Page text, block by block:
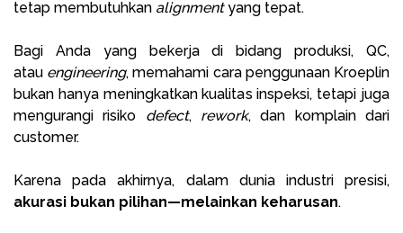
tetap membutuhkan alignmentyang tepat.
Bagi Anda yang bekerja di bidang produksi, QC,
atau engineering, memahami cara penggunaan Kroeplin
bukan hanya meningkatkan kualitas inspeksi, tetapi juga
mengurangi risiko defect, rework, dan komplain dari
customer.
Karena pada akhirnya, dalam dunia industri presisi,
akurasi bukan pilihan—melainkan keharusan.